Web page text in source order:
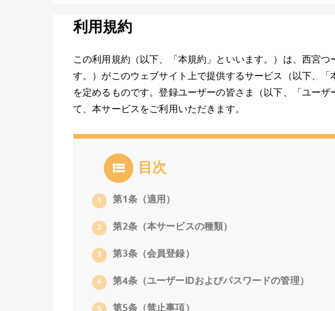
利用規約
この利用規約（以下、「本規約」といいます。）は、西宮
す。）がこのウェブサイト上で提供するサービス（以下、
を定めるものです。登録ユーザーの皆さま（以下、「ユー
て、本サービスをご利用いただきます。
目次
1 第1条（適用）
2 第2条（本サービスの種類）
3 第3条（会員登録）
4 第4条（ユーザーIDおよびパスワードの管理）
5